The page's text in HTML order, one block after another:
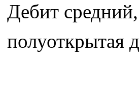
Дебит
полуоткрытая